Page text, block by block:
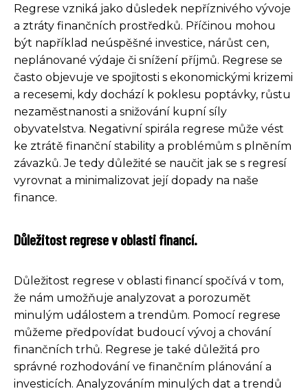
Regrese vzniká jako důsledek nepříznivého vývoje
a ztráty finančních prostředků. Příčinou mohou
být například neúspěšné investice, nárůst cen,
neplánované výdaje či snížení příjmů. Regrese se
často objevuje ve spojitosti s ekonomickými krizemi
a recesemi, kdy dochází k poklesu poptávky, růstu
nezaměstnanosti a snižování kupní síly
obyvatelstva. Negativní spirála regrese může vést
ke ztrátě finanční stability a problémům s plněním
závazků. Je tedy důležité se naučit jak se s regresí
vyrovnat a minimalizovat její dopady na naše
finance.
Důležitost regrese v oblasti financí.
Důležitost regrese v oblasti financí spočívá v tom,
že nám umožňuje analyzovat a porozumět
minulým událostem a trendům. Pomocí regrese
můžeme předpovídat budoucí vývoj a chování
finančních trhů. Regrese je také důležitá pro
správné rozhodování ve finančním plánování a
investicích. Analyzováním minulých dat a trendů